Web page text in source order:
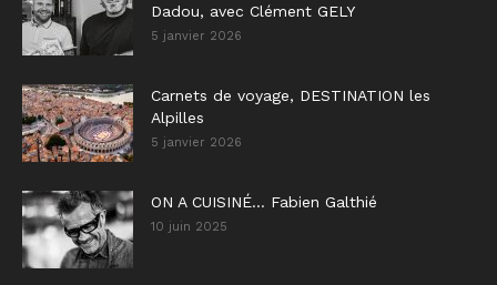
Dadou, avec Clément GELY
5 janvier 2026
Carnets de voyage, DESTINATION les
Alpilles
5 janvier 2026
ON A CUISINÉ… Fabien Galthié
10 juin 2025